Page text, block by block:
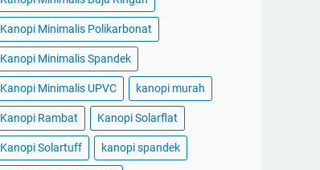
Kanopi Minimalis Polikarbonat
Kanopi Minimalis Spandek
Kanopi Minimalis UPVC kanopi murah
Kanopi Rambat Kanopi Solarflat
Kanopi Solartuff kanopi spandek